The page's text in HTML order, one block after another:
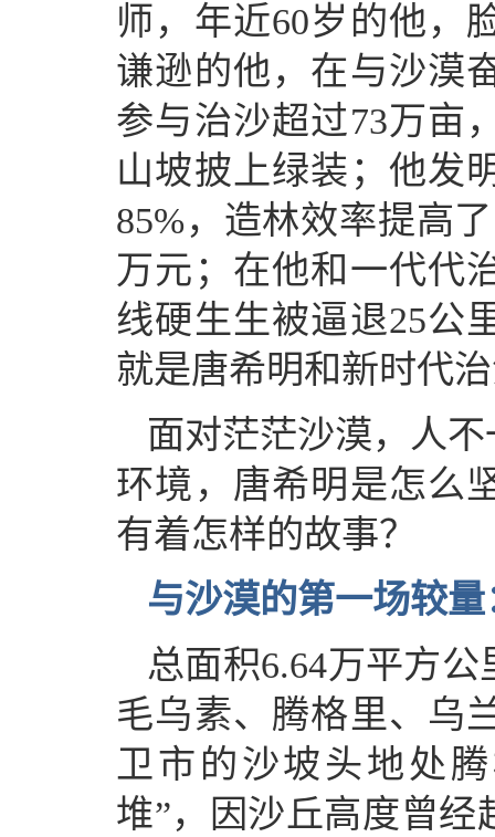
师，年近60岁的他，
谦逊的他，在与沙漠
参与治沙超过73万亩
山坡披上绿装；他发
85%，造林效率提高
万元；在他和一代代
线硬生生被逼退25公
就是唐希明和新时代
面对茫茫沙漠，人
环境，唐希明是怎么
有着怎样的故事？
与沙漠的第一场较
总面积6.64万平方
毛乌素、腾格里、乌
卫市的沙坡头地处
堆”，因沙丘高度曾